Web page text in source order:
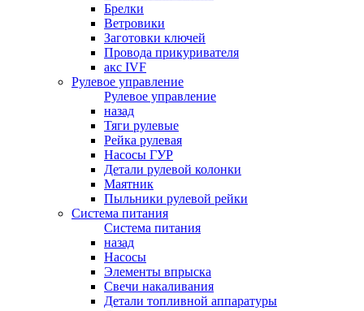
Брелки
Ветровики
Заготовки ключей
Провода прикуривателя
акс IVF
Рулевое управление
Рулевое управление
назад
Тяги рулевые
Рейка рулевая
Насосы ГУР
Детали рулевой колонки
Маятник
Пыльники рулевой рейки
Система питания
Система питания
назад
Насосы
Элементы впрыска
Свечи накаливания
Детали топливной аппаратуры